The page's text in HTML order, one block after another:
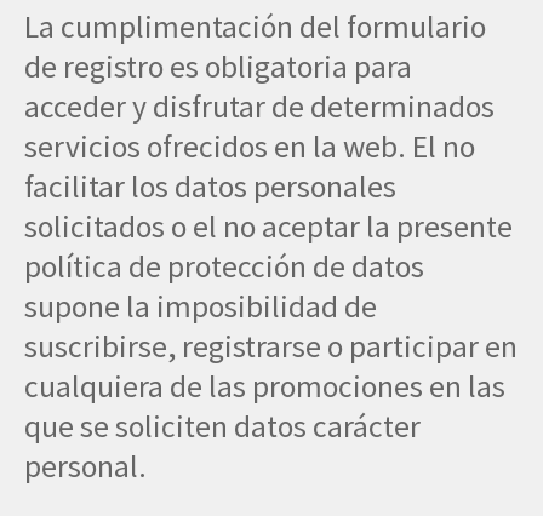
La cumplimentación del formulario
de registro es obligatoria para
acceder y disfrutar de determinados
servicios ofrecidos en la web. El no
facilitar los datos personales
solicitados o el no aceptar la presente
política de protección de datos
supone la imposibilidad de
suscribirse, registrarse o participar en
cualquiera de las promociones en las
que se soliciten datos carácter
personal.